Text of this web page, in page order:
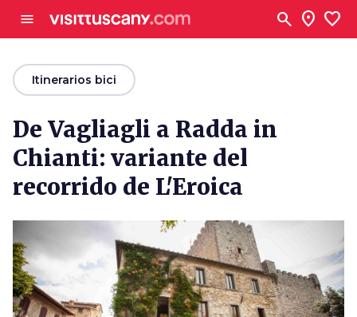
menu search location_on favorite
arrow_backItinerarios bici
De Vagliagli a Radda in
Chianti: variante del
recorrido de L'Eroica